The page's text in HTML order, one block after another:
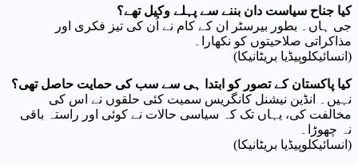
کیا جناح سیاست دان بننے سے پہلے وکیل تھے؟
جی ہاں۔ بطور بیرسٹر ان کے کام نے اُن کی تیز فکری اور
مذاکراتی صلاحیتوں کو نکھارا۔
(انسائیکلوپیڈیا بریٹانیکا)
کیا پاکستان کے تصور کو ابتدا ہی سے سب کی حمایت حاصل تھی؟
نہیں۔ انڈین نیشنل کانگریس سمیت کئی حلقوں نے اس کی
مخالفت کی، یہاں تک کہ سیاسی حالات نے کوئی اور راستہ باقی
نہ چھوڑا۔
(انسائیکلوپیڈیا بریٹانیکا)